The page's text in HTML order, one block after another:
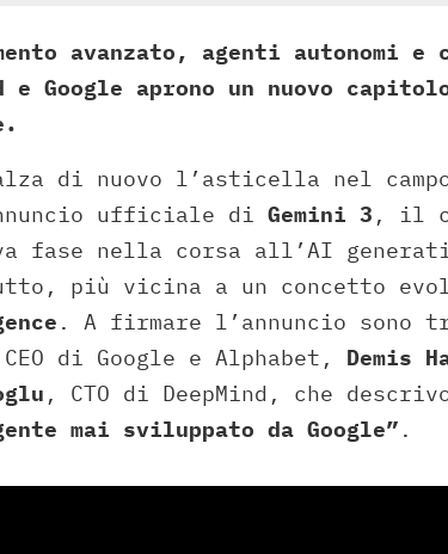
avanzato, agenti autonomi
e Google aprono un nuovo
di nuovo l’asticella nel
ufficiale di Gemini 3 , il
fase nella corsa all’AI
più vicina a un concetto
. A firmare l’annuncio sono
di Google e Alphabet, Demis
, CTO di DeepMind, che
mai sviluppato da Google” .